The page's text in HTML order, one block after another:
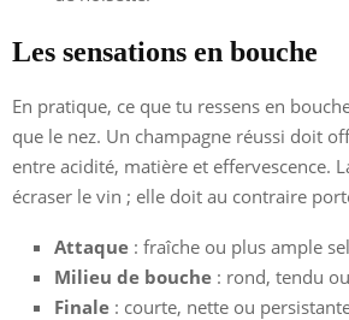
Les sensations en bouche
En pratique, ce que tu ressens en
que le nez. Un champagne réussi doit
entre acidité, matière et effervescence.
écraser le vin ; elle doit au contraire
Attaque : fraîche ou plus ample
Milieu de bouche : rond, tendu
Finale : courte, nette ou